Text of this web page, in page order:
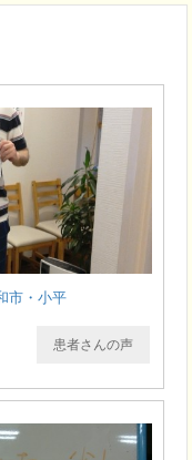
市・小平
患者さんの声